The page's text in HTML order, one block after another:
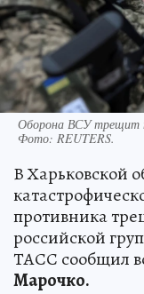
Оборона ВСУ трещит
Фото: REUTERS.
В Харьковской
противника
российской
ТАСС сообщил
Марочко.